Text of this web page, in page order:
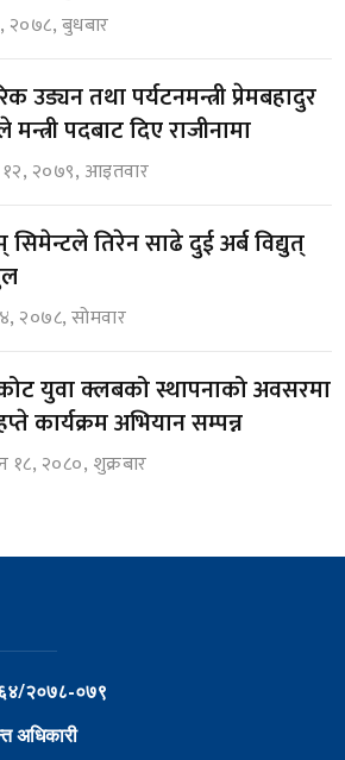
२०७८, बुधबार
उड्यन तथा पर्यटनमन्त्री प्रेमबहादुर
पदबाट दिए राजीनामा
२०७९, आइतवार
सिमेन्टले तिरेन साढे दुई अर्ब विद्युत्
२०७८, सोमवार
युवा क्लबको स्थापनाको अवसरमा
कार्यक्रम अभियान सम्पन्न
१८, २०८०, शुक्रबार
२०७८-०७९
अधिकारी